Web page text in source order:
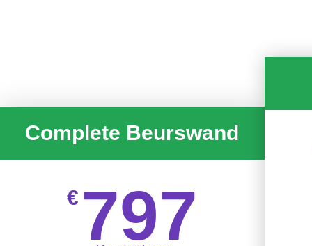
Complete Beurswand
€ 797